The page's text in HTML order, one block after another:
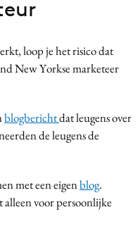
loop je het risico dat
New Yorkse marketeer
blogberichtdat leugens over
de leugens de
met een eigenblog.
voor persoonlijke